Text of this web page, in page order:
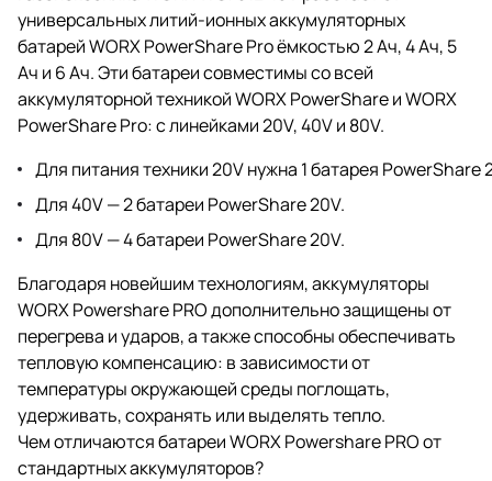
универсальных литий-ионных аккумуляторных
батарей WORX PowerShare Pro ёмкостью 2 Ач, 4 Ач, 5
Ач и 6 Ач. Эти батареи совместимы со всей
аккумуляторной техникой WORX PowerShare и WORX
PowerShare Pro: с линейками 20V, 40V и 80V.
Для питания техники 20V нужна 1 батарея PowerShare
Для 40V — 2 батареи PowerShare 20V.
Для 80V — 4 батареи PowerShare 20V.
Благодаря новейшим технологиям, аккумуляторы
WORX Powershare PRO дополнительно защищены от
перегрева и ударов, а также способны обеспечивать
тепловую компенсацию: в зависимости от
температуры окружающей среды поглощать,
удерживать, сохранять или выделять тепло.
Чем отличаются батареи WORX Powershare PRO от
стандартных аккумуляторов?